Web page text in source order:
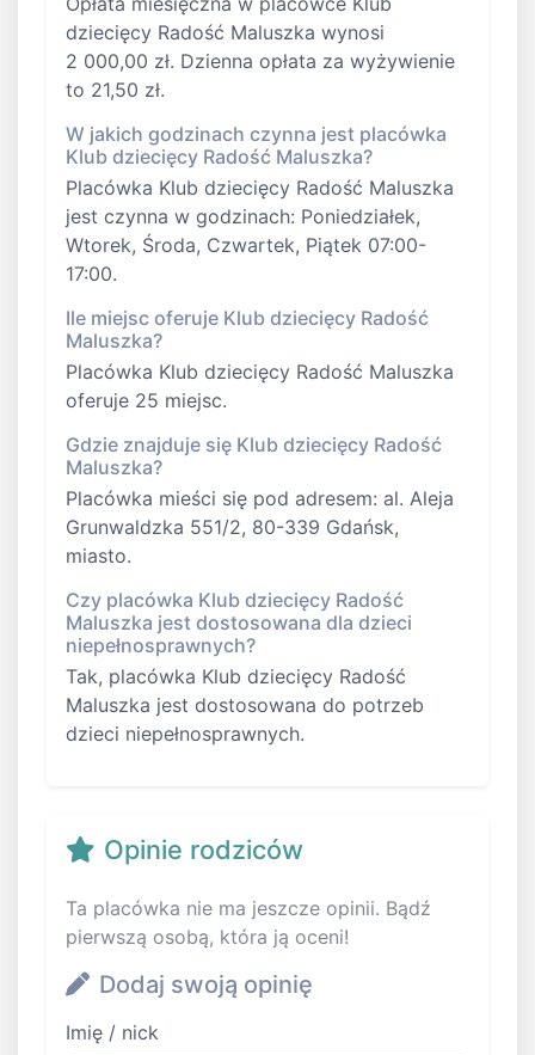
dziecięcy Radość Maluszka wynosi
2 000,00 zł. Dzienna opłata za wyżywienie
to 21,50 zł.
W jakich godzinach czynna jest placówka
Klub dziecięcy Radość Maluszka?
Placówka Klub dziecięcy Radość Maluszka
jest czynna w godzinach: Poniedziałek,
Wtorek, Środa, Czwartek, Piątek 07:00-
17:00.
Ile miejsc oferuje Klub dziecięcy Radość
Maluszka?
Placówka Klub dziecięcy Radość Maluszka
oferuje 25 miejsc.
Gdzie znajduje się Klub dziecięcy Radość
Maluszka?
Placówka mieści się pod adresem: al. Aleja
Grunwaldzka 551/2, 80-339 Gdańsk,
miasto.
Czy placówka Klub dziecięcy Radość
Maluszka jest dostosowana dla dzieci
niepełnosprawnych?
Tak, placówka Klub dziecięcy Radość
Maluszka jest dostosowana do potrzeb
dzieci niepełnosprawnych.
Opinie rodziców
Ta placówka nie ma jeszcze opinii. Bądź
pierwszą osobą, która ją oceni!
Dodaj swoją opinię
Imię / nick